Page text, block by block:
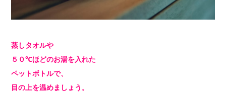
蒸しタオルや
５０℃ほどのお湯を入れた
ペットボトルで、
目の上を温めましょう。